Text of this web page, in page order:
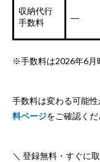
収納代行
手数料
―
※手数料は2026年6月
手数料は変わる可能
料ページをご確認くだ
＼ 登録無料・すぐに